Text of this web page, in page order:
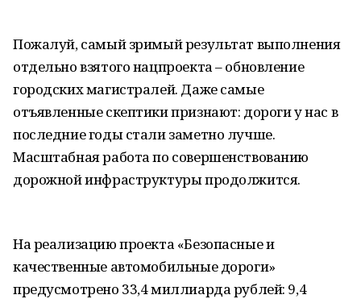
Пожалуй, самый зримый результат выполнения
отдельно взятого нацпроекта – обновление
городских магистралей. Даже самые
отъявленные скептики признают: дороги у нас в
последние годы стали заметно лучше.
Масштабная работа по совершенствованию
дорожной инфраструктуры продолжится.
На реализацию проекта «Безопасные и
качественные автомобильные дороги»
предусмотрено 33,4 миллиарда рублей: 9,4